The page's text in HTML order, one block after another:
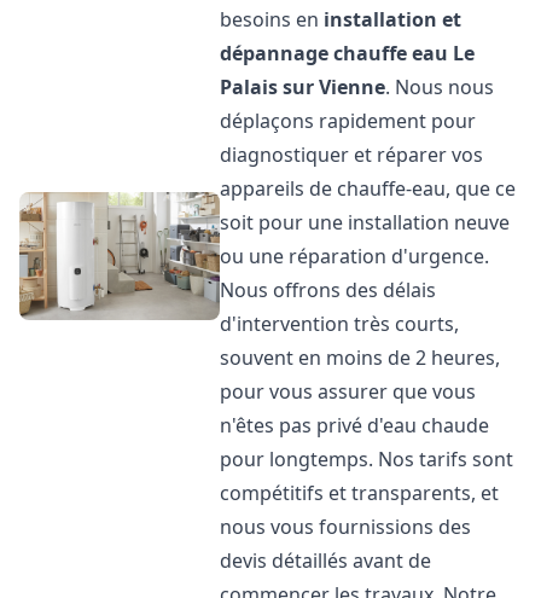
besoins en installation et
dépannage chauffe eau Le
Palais sur Vienne. Nous nous
déplaçons rapidement pour
diagnostiquer et réparer vos
appareils de chauffe-eau, que ce
soit pour une installation neuve
ou une réparation d'urgence.
Nous offrons des délais
d'intervention très courts,
souvent en moins de 2 heures,
pour vous assurer que vous
n'êtes pas privé d'eau chaude
pour longtemps. Nos tarifs sont
compétitifs et transparents, et
nous vous fournissions des
devis détaillés avant de